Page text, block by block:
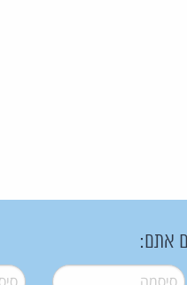
אתם:
סיסמה*